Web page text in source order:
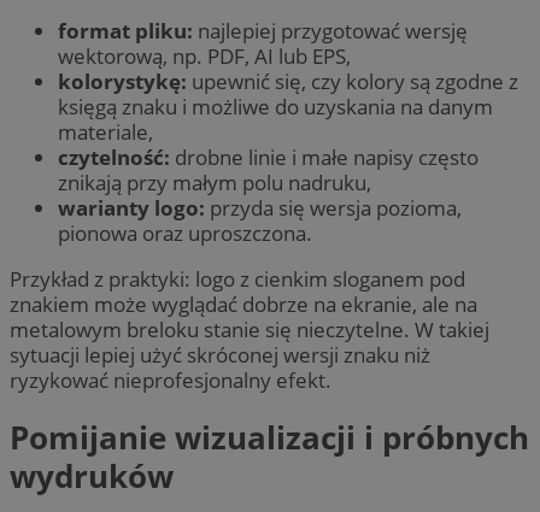
format pliku: najlepiej przygotować wersję
wektorową, np. PDF, AI lub EPS,
kolorystykę: upewnić się, czy kolory są zgodne z
księgą znaku i możliwe do uzyskania na danym
materiale,
czytelność: drobne linie i małe napisy często
znikają przy małym polu nadruku,
warianty logo: przyda się wersja pozioma,
pionowa oraz uproszczona.
Przykład z praktyki: logo z cienkim sloganem pod
znakiem może wyglądać dobrze na ekranie, ale na
metalowym breloku stanie się nieczytelne. W takiej
sytuacji lepiej użyć skróconej wersji znaku niż
ryzykować nieprofesjonalny efekt.
Pomijanie wizualizacji i próbnych
wydruków